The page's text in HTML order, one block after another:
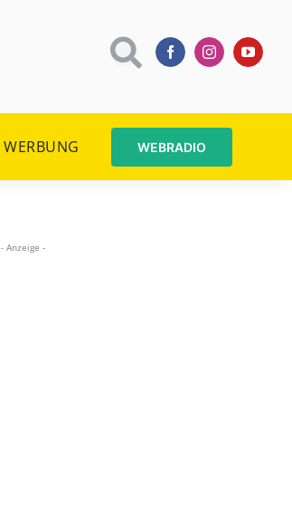
WERBUNG WEBRADIO
- Anzeige -